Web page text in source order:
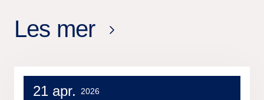
Les mer
21 apr. 2026